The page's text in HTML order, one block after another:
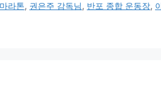
라톤, 권은주 감독님, 반포 종합 운동장,